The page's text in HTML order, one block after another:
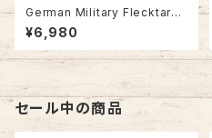
German Military Flecktarn
Camo ShirtJacket L/S L相
当 ドイツ軍 シャツジャケット フ
レクターカモ フレックカモ フレ
ックターンカモ カモ柄 迷彩 国
旗 ドイツ ユーロミリタリー ユ
ーロ 古着
¥6,980
セール中の商品